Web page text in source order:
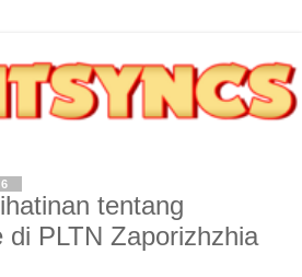
tentang
di PLTN Zaporizhzhia